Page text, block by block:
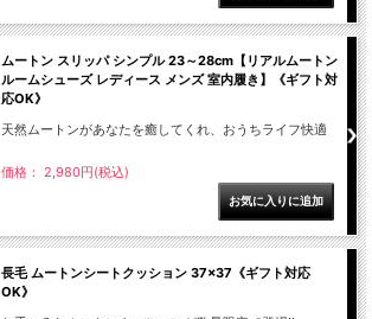
ムートン スリッパ シンプル 23～28cm【リアルムートン
ルームシューズ レディース メンズ 室内履き】《ギフト対
応OK》
天然ムートンがあなたを癒してくれ、おうちライフ快適
価格： 2,980円(税込)
長毛 ムートンシートクッション 37×37《ギフト対応
OK》